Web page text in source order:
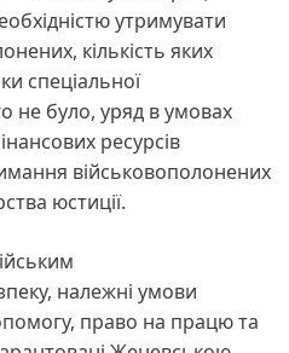
утримувати
кількість яких
спеціальної
не було, уряд в умовах
ресурсів
військовополонених
юстиції.
належні умови
право на працю та